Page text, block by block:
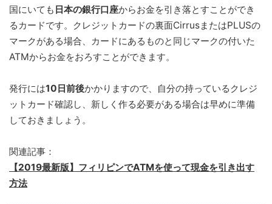
国にいても 日本の銀行口座からお金を引き落とすことができ
るカードです。クレジットカードの裏面CirrusまたはPLUSの
マークがある場合、カードにあるものと同じマークの付いた
ATMからお金をおろすことができます。
発行には10日前後かかりますので、自分の持っているクレジ
ットカード確認し、新しく作る必要がある場合は早めに準備
しておきましょう。
関連記事：
【2019最新版】フィリピンでATMを使って現金を引き出す
方法